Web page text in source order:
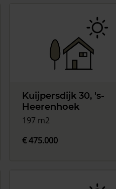
Kuijpersdijk 30, 's-
Heerenhoek
197 m2
€ 475.000